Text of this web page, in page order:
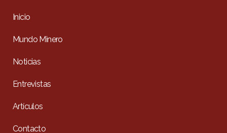
Inicio
Mundo Minero
Noticias
Entrevistas
Artículos
Contacto